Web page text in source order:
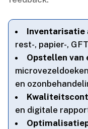
Inventarisatie
rest-, papier-,
Opstellen van
en
en digitale